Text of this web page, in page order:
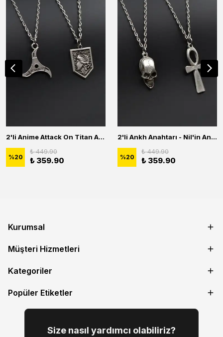
2'li Anime Attack On Titan Acrylic Maria Anime Naruto Erkek Kadın Kolye Seti
%20
₺ 449.90
₺ 359.90
2'li Ankh Anahtarı - Nil'in Anahtarı - Kuru Kafa Erkek Kadın Kolye Seti
%20
₺ 449.90
₺ 359.90
Kurumsal
Müşteri Hizmetleri
Kategoriler
Popüler Etiketler
Size nasıl yardımcı olabiliriz?